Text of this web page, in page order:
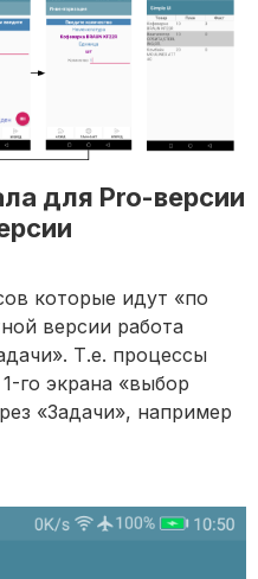
для Pro-версии
которые идут «по
версии работа
Т.е. процессы
го экрана «выбор
«Задачи», например